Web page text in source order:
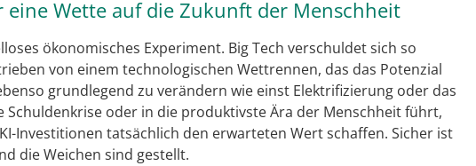
eine Wette auf die Zukunft der Menschheit
ökonomisches Experiment. Big Tech verschuldet sich so
von einem technologischen Wettrennen, das das Potenzial
grundlegend zu verändern wie einst Elektrifizierung oder das
Schuldenkrise oder in die produktivste Ära der Menschheit führt,
Investitionen tatsächlich den erwarteten Wert schaffen. Sicher ist
die Weichen sind gestellt.